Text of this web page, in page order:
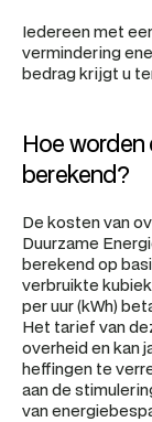
Iedereen met
vermindering
bedrag krijgt u
Hoe
berekend?
De kosten van
Duurzame
berekend op
verbruikte
per uur (kWh)
Het tarief van
overheid en kan
heffingen te
aan de
van